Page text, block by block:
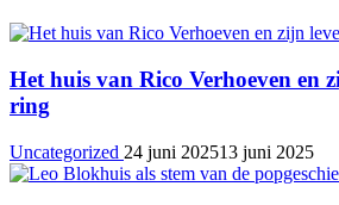
Het huis van Rico Verhoeven en
ring
Uncategorized 24 juni 202513 juni 2025